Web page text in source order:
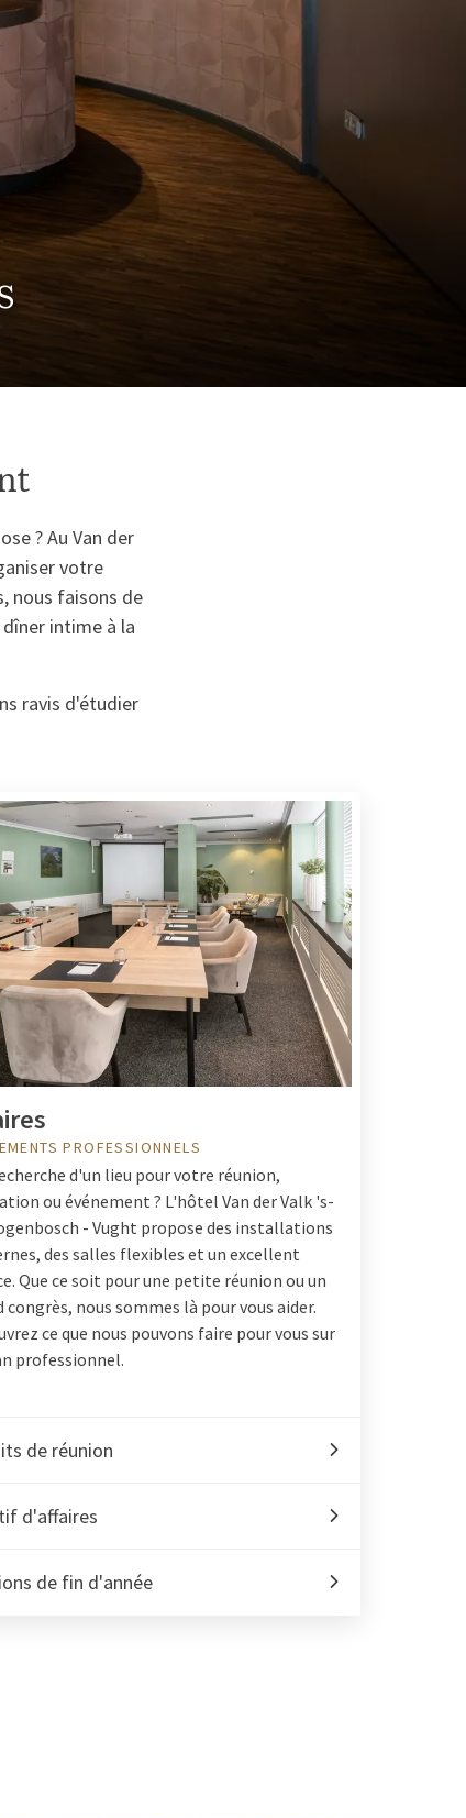
? Au Van der
votre
nous faisons de
intime à la
ravis d'étudier
PROFESSIONNELS
d'un lieu pour votre réunion,
ou événement ? L'hôtel Van der Valk 's-
- Vught propose des installations
des salles flexibles et un excellent
Que ce soit pour une petite réunion ou un
congrès, nous sommes là pour vous aider.
ce que nous pouvons faire pour vous sur
professionnel.
de réunion
d'affaires
de fin d'année